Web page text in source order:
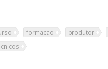
formacao produtor